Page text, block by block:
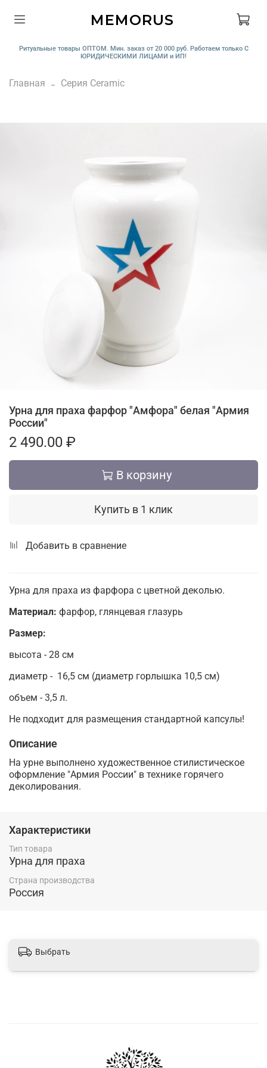
MEMORUS
Ритуальные товары ОПТОМ. Мин. заказ от 20 000 руб. Работаем только С
ЮРИДИЧЕСКИМИ ЛИЦАМИ и ИП!
Главная Серия Ceramic
Урна для праха фарфор "Амфора" белая "Армия
России"
2 490.00 ₽
В корзину
Купить в 1 клик
Добавить в сравнение
Урна для праха из фарфора с цветной деколью.
Материал: фарфор, глянцевая глазурь
Размер:
высота - 28 см
диаметр - 16,5 см (диаметр горлышка 10,5 см)
объем - 3,5 л.
Не подходит для размещения стандартной капсулы!
Описание
На урне выполнено художественное стилистическое
оформление "Армия России" в технике горячего
деколирования.
Характеристики
Тип товара
Урна для праха
Страна производства
Россия
Выбрать